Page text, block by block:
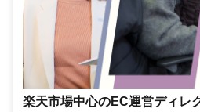
楽天市場中心のEC運営ディレ